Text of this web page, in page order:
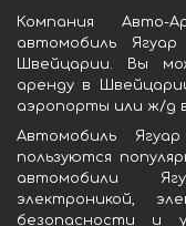
Компания Авто-
автомобиль
Швейцарии. Вы
аренду в
аэропорты или ж/д
Автомобиль
пользуются
автомобили
электроникой,
безопасности и